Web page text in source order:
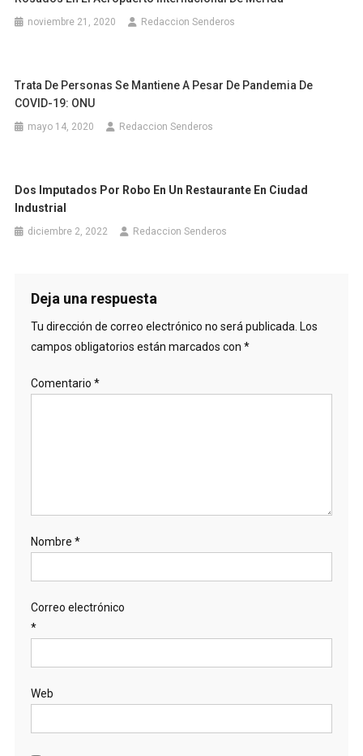
noviembre 21, 2020 Redaccion Senderos
Trata De Personas Se Mantiene A Pesar De Pandemia De
COVID-19: ONU
mayo 14, 2020 Redaccion Senderos
Dos Imputados Por Robo En Un Restaurante En Ciudad
Industrial
diciembre 2, 2022 Redaccion Senderos
Deja una respuesta
Tu dirección de correo electrónico no será publicada. Los
campos obligatorios están marcados con *
Comentario *
Nombre *
Correo electrónico
*
Web